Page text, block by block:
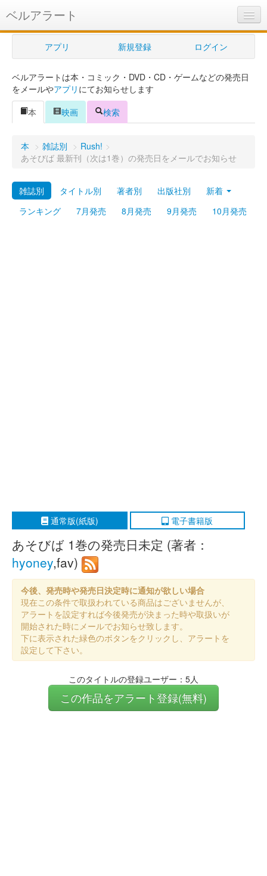
ベルアラート
ベルアラートとは
ヘルプ
新規登録
ログイン
購入管理
Myシェルフ
プレミアム
アプリ 新規登録 ログイン
ベルアラートは本・コミック・DVD・CD・ゲームなどの発売日
をメールやアプリ にてお知らせします
本
映画 検索
本 > 雑誌別 > Rush! >
あそびば 最新刊（次は1巻）の発売日をメールでお知らせ
雑誌別 タイトル別 著者別 出版社別
新着
ランキング
7月発売 8月発売 9月発売 10月発売
通常版(紙版) 電子書籍版
あそびば 1巻の発売日未定 (著者：
hyoney,fav)
今後、発売時や発売日決定時に通知が欲しい場合
現在この条件で取扱われている商品はございませんが、
アラートを設定すれば今後発売が決まった時や取扱いが
開始された時にメールでお知らせ致します。
下に表示された緑色のボタンをクリックし、アラートを
設定して下さい。
このタイトルの登録ユーザー：5人
この作品をアラート登録(無料)